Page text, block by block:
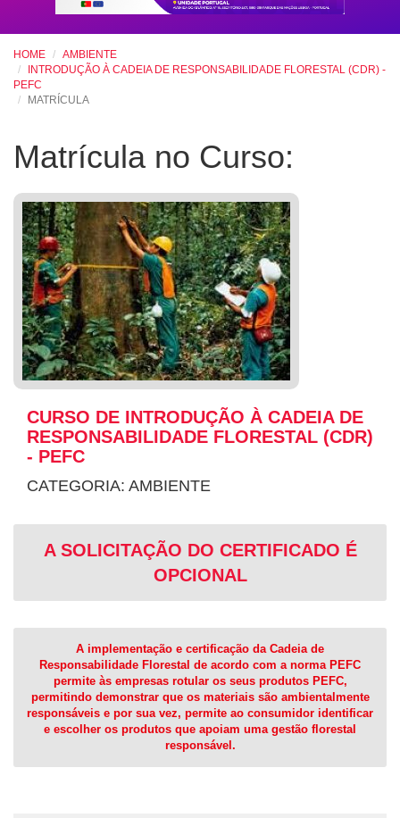
HOME
AMBIENTE
INTRODUÇÃO À CADEIA DE RESPONSABILIDADE FLORESTAL (CDR) -
PEFC
MATRÍCULA
Matrícula no Curso:
CURSO DE INTRODUÇÃO À CADEIA DE
RESPONSABILIDADE FLORESTAL (CDR)
- PEFC
CATEGORIA: AMBIENTE
A SOLICITAÇÃO DO CERTIFICADO É
OPCIONAL
A implementação e certificação da Cadeia de
Responsabilidade Florestal de acordo com a norma PEFC
permite às empresas rotular os seus produtos PEFC,
permitindo demonstrar que os materiais são ambientalmente
responsáveis e por sua vez, permite ao consumidor identificar
e escolher os produtos que apoiam uma gestão florestal
responsável.